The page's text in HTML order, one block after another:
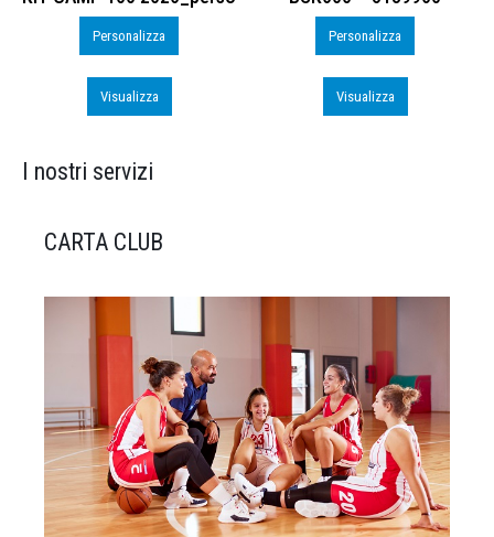
Personalizza
Visualizza
Personalizza
Visualizza
I nostri servizi
CARTA CLUB